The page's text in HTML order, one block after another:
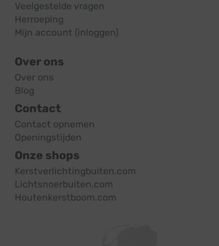
Veelgestelde vragen
Herroeping
Mijn account (inloggen)
Over ons
Over ons
Blog
Contact
Contact opnemen
Openingstijden
Onze shops
Kerstverlichtingbuiten.com
Lichtsnoerbuiten.com
Houtenkerstboom.com